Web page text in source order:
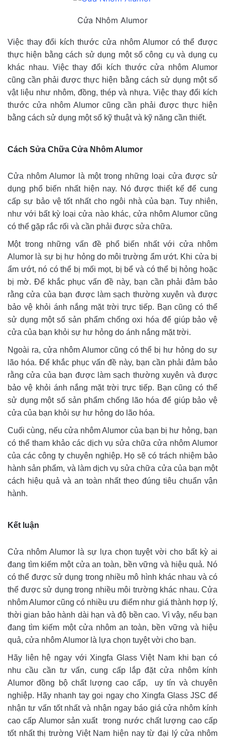
Cửa Nhôm Alumor
Việc thay đổi kích thước cửa nhôm Alumor có thể được
thực hiện bằng cách sử dụng một số công cụ và dụng cụ
khác nhau. Việc thay đổi kích thước cửa nhôm Alumor
cũng cần phải được thực hiện bằng cách sử dụng một số
vật liệu như nhôm, đồng, thép và nhựa. Việc thay đổi kích
thước cửa nhôm Alumor cũng cần phải được thực hiện
bằng cách sử dụng một số kỹ thuật và kỹ năng cần thiết.
Cách Sửa Chữa Cửa Nhôm Alumor
Cửa nhôm Alumor là một trong những loại cửa được sử
dụng phổ biến nhất hiện nay. Nó được thiết kế để cung
cấp sự bảo vệ tốt nhất cho ngôi nhà của bạn. Tuy nhiên,
như với bất kỳ loại cửa nào khác, cửa nhôm Alumor cũng
có thể gặp rắc rối và cần phải được sửa chữa.
Một trong những vấn đề phổ biến nhất với cửa nhôm
Alumor là sự bị hư hỏng do môi trường ẩm ướt. Khi cửa bị
ẩm ướt, nó có thể bị mối mọt, bị bể và có thể bị hỏng hoặc
bị mờ. Để khắc phục vấn đề này, bạn cần phải đảm bảo
rằng cửa của bạn được làm sạch thường xuyên và được
bảo vệ khỏi ánh nắng mặt trời trực tiếp. Bạn cũng có thể
sử dụng một số sản phẩm chống oxi hóa để giúp bảo vệ
cửa của bạn khỏi sự hư hỏng do ánh nắng mặt trời.
Ngoài ra, cửa nhôm Alumor cũng có thể bị hư hỏng do sự
lão hóa. Để khắc phục vấn đề này, bạn cần phải đảm bảo
rằng cửa của bạn được làm sạch thường xuyên và được
bảo vệ khỏi ánh nắng mặt trời trực tiếp. Bạn cũng có thể
sử dụng một số sản phẩm chống lão hóa để giúp bảo vệ
cửa của bạn khỏi sự hư hỏng do lão hóa.
Cuối cùng, nếu cửa nhôm Alumor của bạn bị hư hỏng, bạn
có thể tham khảo các dịch vụ sửa chữa cửa nhôm Alumor
của các công ty chuyên nghiệp. Họ sẽ có trách nhiệm bảo
hành sản phẩm, và làm dịch vụ sửa chữa cửa của bạn một
cách hiệu quả và an toàn nhất theo đúng tiêu chuẩn vận
hành.
Kết luận
Cửa nhôm Alumor là sự lựa chọn tuyệt vời cho bất kỳ ai
đang tìm kiếm một cửa an toàn, bền vững và hiệu quả. Nó
có thể được sử dụng trong nhiều mô hình khác nhau và có
thể được sử dụng trong nhiều môi trường khác nhau. Cửa
nhôm Alumor cũng có nhiều ưu điểm như giá thành hợp lý,
thời gian bảo hành dài hạn và độ bền cao. Vì vậy, nếu bạn
đang tìm kiếm một cửa nhôm an toàn, bền vững và hiệu
quả, cửa nhôm Alumor là lựa chọn tuyệt vời cho bạn.
Hãy liên hệ ngay với Xingfa Glass Việt Nam khi bạn có
nhu cầu cần tư vấn, cung cấp lắp đặt cửa nhôm kính
Alumor đồng bộ chất lượng cao cấp, uy tín và chuyên
nghiệp. Hãy nhanh tay goi ngay cho Xingfa Glass JSC để
nhận tư vấn tốt nhất và nhận ngay báo giá cửa nhôm kính
cao cấp Alumor sản xuất trong nước chất lượng cao cấp
tốt nhất thị trường Việt Nam hiện nay từ đại lý cửa nhôm